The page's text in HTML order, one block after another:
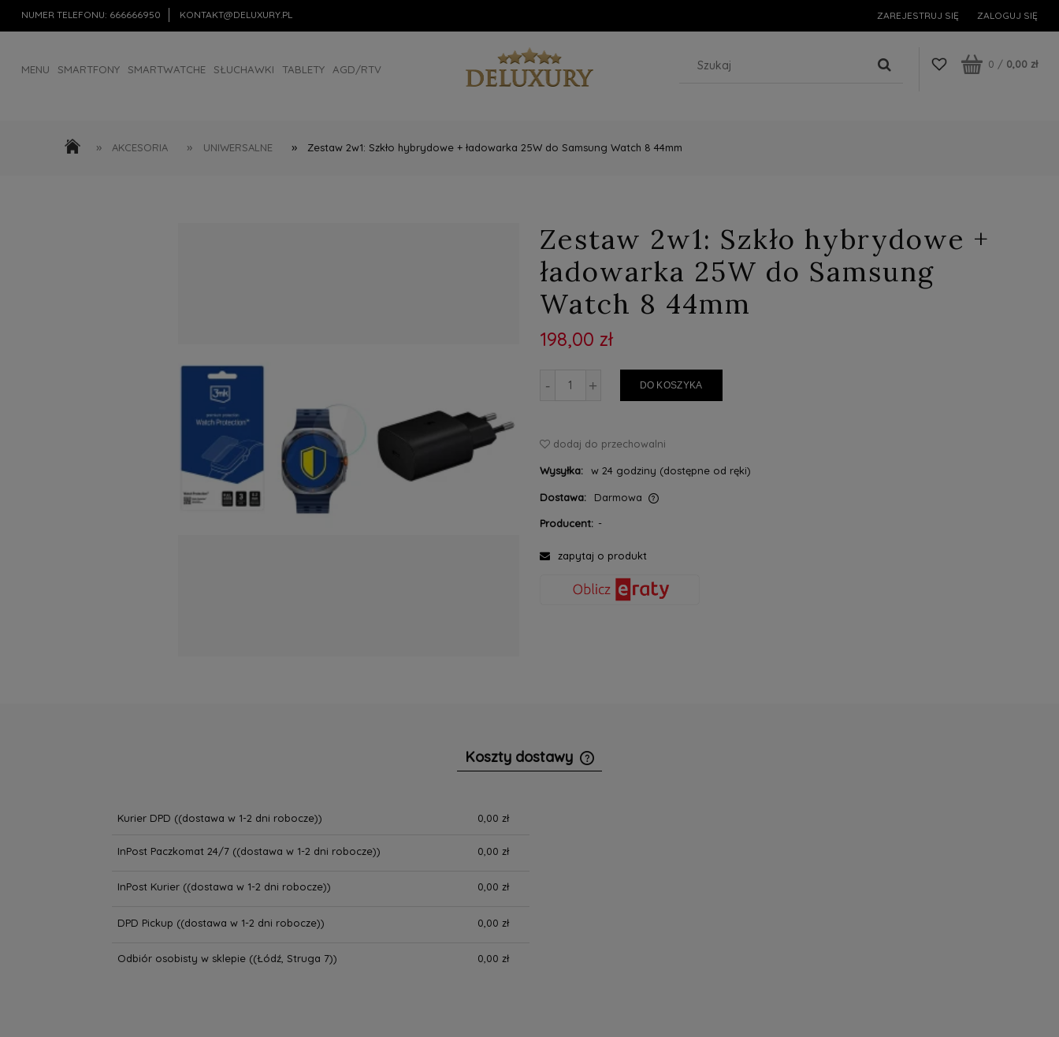
NUMER TELEFONU: 666666950 KONTAKT@DELUXURY.PL ZAREJESTRUJ SIĘ ZALOGUJ SIĘ
MENU SMARTFONY SMARTWATCHE SŁUCHAWKI TABLETY AGD/RTV 0 / 0,00 zł
» AKCESORIA » UNIWERSALNE » Zestaw 2w1: Szkło hybrydowe + ładowarka 25W do Samsung Watch 8 44mm
Zestaw 2w1: Szkło hybrydowe +
ładowarka 25W do Samsung
Watch 8 44mm
198,00 zł
- + DO KOSZYKA
dodaj do przechowalni
Wysyłka: w 24 godziny (dostępne od ręki)
Dostawa: Darmowa
Producent: -
zapytaj o produkt
Koszty dostawy
Kurier DPD ((dostawa w 1-2 dni robocze)) 0,00 zł
InPost Paczkomat 24/7((dostawa w 1-2 dni robocze)) 0,00 zł
InPost Kurier((dostawa w 1-2 dni robocze)) 0,00 zł
DPD Pickup ((dostawa w 1-2 dni robocze)) 0,00 zł
Odbiór osobisty w sklepie((Łódź, Struga 7)) 0,00 zł